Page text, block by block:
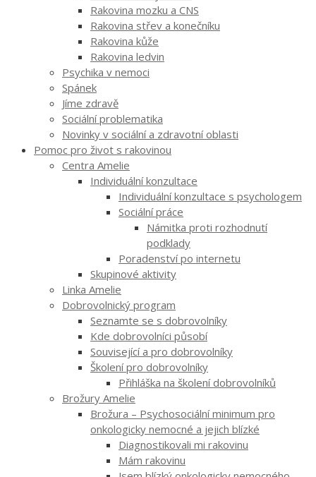
Rakovina mozku a CNS
Rakovina střev a konečníku
Rakovina kůže
Rakovina ledvin
Psychika v nemoci
Spánek
Jíme zdravě
Sociální problematika
Novinky v sociální a zdravotní oblasti
Pomoc pro život s rakovinou
Centra Amelie
Individuální konzultace
Individuální konzultace s psychologem
Sociální práce
Námitka proti rozhodnutí
podklady
Poradenství po internetu
Skupinové aktivity
Linka Amelie
Dobrovolnický program
Seznamte se s dobrovolníky
Kde dobrovolníci působí
Související a pro dobrovolníky
Školení pro dobrovolníky
Přihláška na školení dobrovolníků
Brožury Amelie
Brožura – Psychosociální minimum pro
onkologicky nemocné a jejich blízké
Diagnostikovali mi rakovinu
Mám rakovinu